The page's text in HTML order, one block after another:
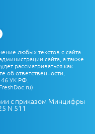
любых текстов с сайта
сайта, а также
рассматриваться как
об ответственности,
УК РФ.
с приказом Минцифры
N 511